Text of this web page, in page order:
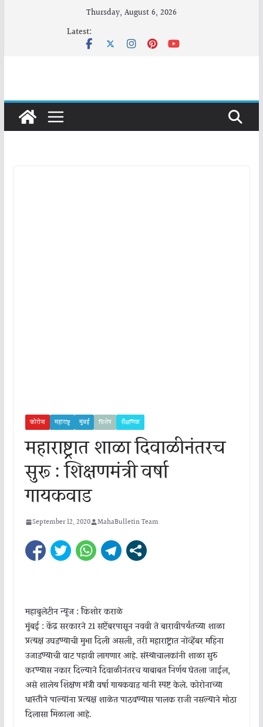
Thursday, August 6, 2026
Latest:
कोरोना महाराष्ट्र मुंबई विशेष शैक्षणिक
महाराष्ट्रात शाळा दिवाळीनंतरच
सुरू : शिक्षणमंत्री वर्षा
गायकवाड
September 12, 2020 MahaBulletin Team
महाबुलेटीन न्यूज : किशोर कराळे
मुंबई : केंद्र सरकारने 21 सप्टेंबरपासून नववी ते बारावीपर्यंतच्या शाळा
प्रत्यक्ष उघडण्याची मुभा दिली असली, तरी महाराष्ट्रात नोव्हेंबर महिना
उजाडण्याची वाट पहावी लागणार आहे. संस्थाचालकांनी शाळा सुरु
करण्यास नकार दिल्याने दिवाळीनंतरच याबाबत निर्णय घेतला जाईल,
असे शालेय शिक्षण मंत्री वर्षा गायकवाड यांनी स्पष्ट केले. कोरोनाच्या
धास्तीने पाल्यांना प्रत्यक्ष शाळेत पाठवण्यास पालक राजी नसल्याने मोठा
दिलासा मिळाला आहे.